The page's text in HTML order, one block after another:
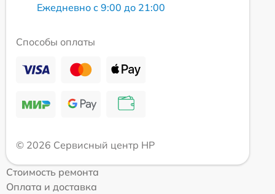
Ежедневно с 9:00 до 21:00
Способы оплаты
© 2026 Сервисный центр HP
Стоимость ремонта
Оплата и доставка